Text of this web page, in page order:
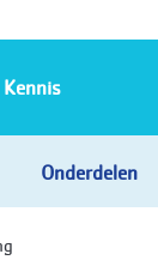
Onderdelen
Kennis